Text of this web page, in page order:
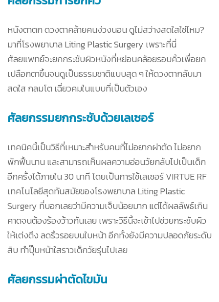
หนังตาตก ดวงตาคล้ายคนง่วงนอน ดูไม่สว่างสดใสใช่ไหม?
มาที่โรงพยาบาล Liting Plastic Surgery เพราะที่นี่
ศัลยแพทย์จะยกกระชับผิวหนังที่หย่อนคล้อยรอบคิ้วเพื่อยก
เปลือกตาขึ้นจนดูเป็นธรรมชาติแบบสุด ๆ ให้ดวงตากลับมา
สดใส กลมโต เฉี่ยวคมในแบบที่เป็นตัวเอง
ศัลยกรรมยกกระชับด้วยเลเซอร์
เทคนิคนี้เป็นวิธีที่เหมาะสำหรับคนที่ไม่อยากผ่าตัด ไม่อยาก
พักฟื้นนาน และสามารถเห็นผลความอ่อนวัยกลับไปเป็นเด็ก
อีกครั้งได้ภายใน 30 นาที โดยเป็นการใช้เลเซอร์ VIRTUE RF
เทคโนโลยีสุดทันสมัยของโรงพยาบาล Liting Plastic
Surgery ที่บอกเลยว่ามีความเจ็บน้อยมาก แต่ได้ผลลัพธ์เกิน
คาดจนต้องร้องว้าวกันเลย เพราะวิธีนี้จะเข้าไปช่วยกระชับผิว
ให้เต่งตึง ลดริ้วรอยบนใบหน้า อีกทั้งยังมีความปลอดภัยระดับ
สิบ ทำปุ๊บหน้าใสราวเด็กวัยรุ่นไปเลย
ศัลยกรรมผ่าตัดไขมัน